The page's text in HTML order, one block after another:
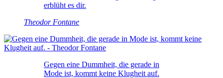
erblüht es dir.
Theodor Fontane
Gegen eine Dummheit, die gerade in
Mode ist, kommt keine Klugheit auf.